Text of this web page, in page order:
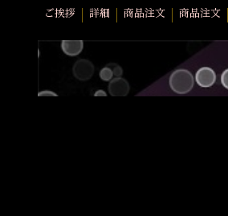
ご挨拶 詳細 商品注文 商品注文